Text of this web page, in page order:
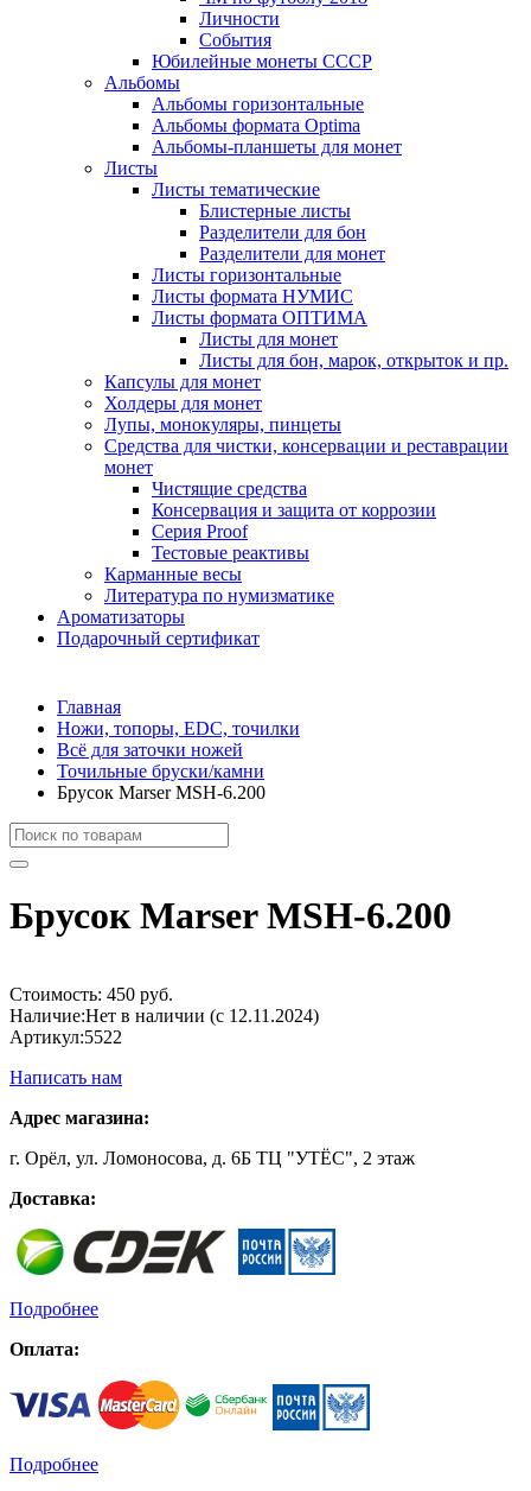
Личности
События
Юбилейные монеты СССР
Альбомы
Альбомы горизонтальные
Альбомы формата Optima
Альбомы-планшеты для монет
Листы
Листы тематические
Блистерные листы
Разделители для бон
Разделители для монет
Листы горизонтальные
Листы формата НУМИС
Листы формата ОПТИМА
Листы для монет
Листы для бон, марок, открыток и пр.
Капсулы для монет
Холдеры для монет
Лупы, монокуляры, пинцеты
Средства для чистки, консервации и реставрации
монет
Чистящие средства
Консервация и защита от коррозии
Серия Proof
Тестовые реактивы
Карманные весы
Литература по нумизматике
Ароматизаторы
Подарочный сертификат
Главная
Ножи, топоры, EDC, точилки
Всё для заточки ножей
Точильные бруски/камни
Брусок Marser MSH-6.200
Брусок Marser MSH-6.200
Стоимость: 450 руб.
Наличие:Нет в наличии (с 12.11.2024)
Артикул:5522
Написать нам
Адрес магазина:
г. Орёл, ул. Ломоносова, д. 6Б ТЦ "УТЁС", 2 этаж
Доставка:
Подробнее
Оплата:
Подробнее